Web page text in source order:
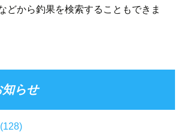
どから釣果を検索することもできま
らせ
(128)